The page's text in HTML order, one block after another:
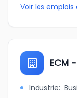
Voir les emplois
ECM
Industrie: